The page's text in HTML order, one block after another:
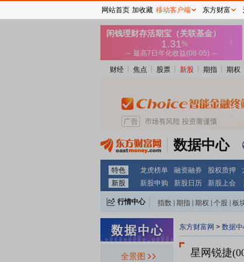
财经 焦点 股票 新股 期指 期权
数据中心
特色 龙虎榜单 融资融券 股权质押
新股
新股申购 新股日历 新股上会
行情中心 指数 期指 期权 个股 板
全景图
东方财富网 > 数据
星网锐捷
网站首页 加收藏 移动客户端 东方财富